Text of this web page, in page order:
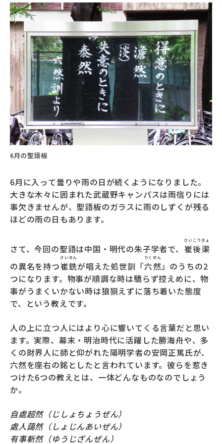
6月の聖語板
6月に入って曇りや雨の日が続くようになりました。
大きな木々に囲まれた武蔵野キャンパスは雨宿りには
事欠きませんが、聖語板のガラスに雨のしずくが残る
ほどの雨の日もあります。
さて、今回の聖語は中国・明代の朱子学者で、 崔
さい
後
こう
渠
きょ
の異名を持つ崔
さい
銑
せん
が唱えた処世訓『六
りく
然
ぜん
』のうちの2
つになります。物事が順調な時は驕らず控えめに、物
事がうまくいかない時は狼狽えずに落ち着いた態度
で、という教えです。
人の上に立つ人にはより心に響いてくる言葉だと思い
ます。実際、幕末・明治時代に活躍した勝海舟や、多
くの財界人に師と仰がれた陽明学者の安岡正篤氏が、
六然を座右の銘としたと言われています。彼らを惹き
つけた6つの教えとは、一体どんなものなのでしょう
か。
自處超然（じしょちょうぜん）
處人藹然（しょじんあいぜん）
有事斬然（ゆうじざんぜん）